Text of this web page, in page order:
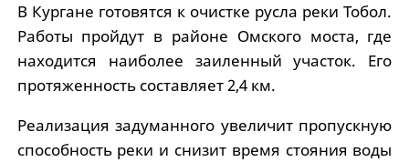
В Кургане готовятся к очистке русла реки Тобол.
Работы пройдут в районе Омского моста, где
находится наиболее заиленный участок. Его
протяженность составляет 2,4 км.
Реализация задуманного увеличит пропускную
способность реки и снизит время стояния воды